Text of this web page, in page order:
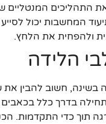
את התהליכים
המחשבות יכול
ולהפחית את הלחץ.
הלידה
בשינה, חשוב להבין
בדרך כלל בכאבים
תוך כדי התקדמות.